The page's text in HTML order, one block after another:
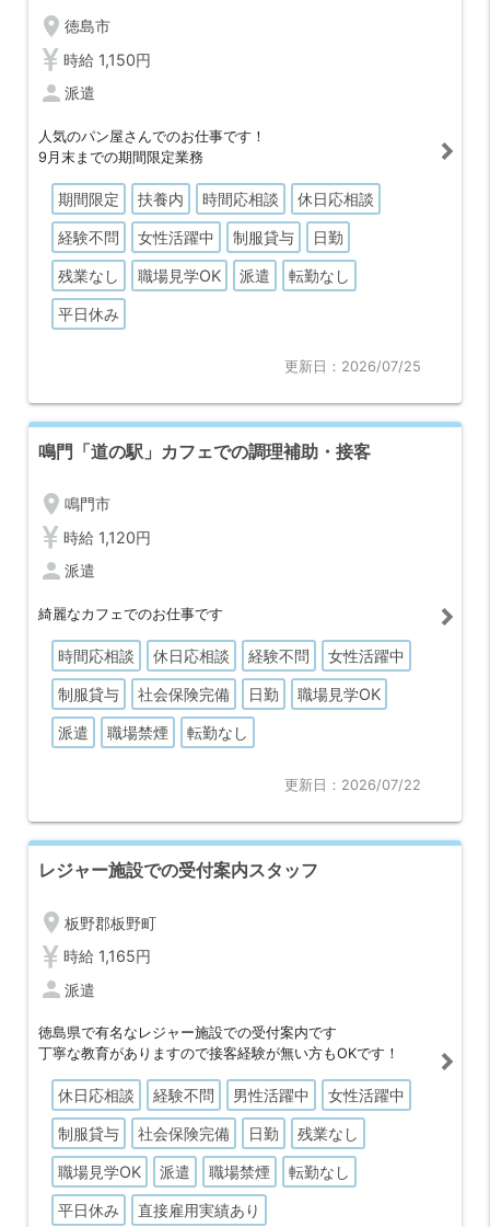
location_on徳島市
時給 1,150円
person派遣
人気のパン屋さんでのお仕事です！
9月末までの期間限定業務
期間限定 扶養内 時間応相談 休日応相談
経験不問 女性活躍中 制服貸与 日勤
残業なし 職場見学OK 派遣 転勤なし
平日休み
更新日：2026/07/25
鳴門「道の駅」カフェでの調理補助・接客
location_on鳴門市
時給 1,120円
person派遣
綺麗なカフェでのお仕事です
時間応相談 休日応相談 経験不問 女性活躍中
制服貸与 社会保険完備 日勤 職場見学OK
派遣 職場禁煙 転勤なし
更新日：2026/07/22
レジャー施設での受付案内スタッフ
location_on板野郡板野町
時給 1,165円
person派遣
徳島県で有名なレジャー施設での受付案内です
丁寧な教育がありますので接客経験が無い方もOKです！
休日応相談 経験不問 男性活躍中 女性活躍中
制服貸与 社会保険完備 日勤 残業なし
職場見学OK 派遣 職場禁煙 転勤なし
平日休み 直接雇用実績あり